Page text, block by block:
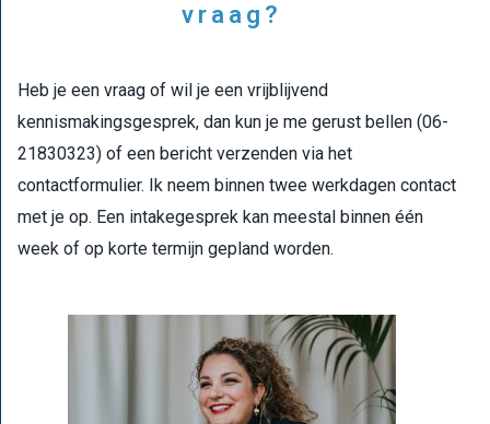
vraag?
Heb je een vraag of wil je een vrijblijvend
kennismakingsgesprek, dan kun je me gerust bellen (06-
21830323) of een bericht verzenden via het
contactformulier. Ik neem binnen twee werkdagen contact
met je op. Een intakegesprek kan meestal binnen één
week of op korte termijn gepland worden.